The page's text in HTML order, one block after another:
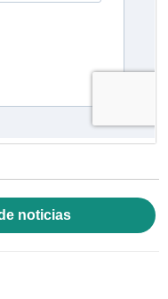
noticias